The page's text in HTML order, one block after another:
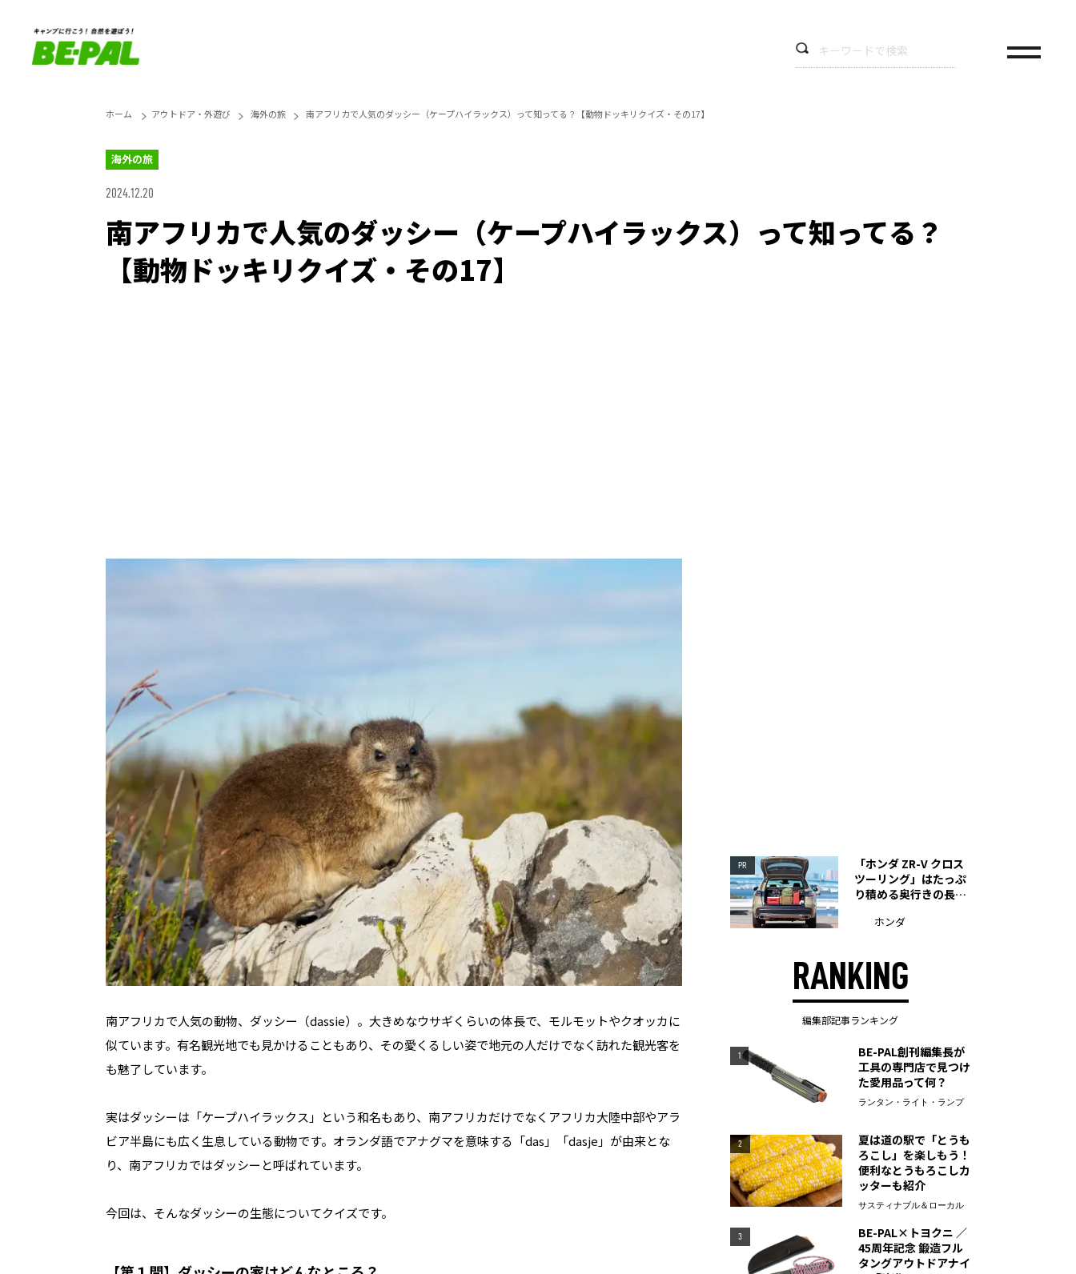
ホーム アウトドア・外遊び 海外の旅 南アフリカで人気のダッシー（ケープハイラックス）って知ってる？【動物ドッキリクイズ・その17】
海外の旅
2024.12.20
南アフリカで人気のダッシー（ケープハイラックス）って知ってる？
【動物ドッキリクイズ・その17】
南アフリカで人気の動物、ダッシー（dassie）。大きめなウサギくらいの体長で、モルモットやクオッカに
似ています。有名観光地でも見かけることもあり、その愛くるしい姿で地元の人だけでなく訪れた観光客を
も魅了しています。
実はダッシーは「ケープハイラックス」という和名もあり、南アフリカだけでなくアフリカ大陸中部やアラ
ビア半島にも広く生息している動物です。オランダ語でアナグマを意味する「das」「dasje」が由来とな
り、南アフリカではダッシーと呼ばれています。
今回は、そんなダッシーの生態についてクイズです。
PR
「ホンダ ZR-V クロス
ツーリング」はたっぷ
り積める奥行きの長い
ホンダ
RANKING
編集部記事ランキング
1
BE-PAL創刊編集長が
工具の専門店で見つけ
た愛用品って何？
ランタン・ライト・ランプ
2
夏は道の駅で「とうも
ろこし」を楽しもう！
便利なとうもろこしカ
ッターも紹介
サスティナブル＆ローカル
3
BE-PAL×トヨクニ ／
45周年記念 鍛造フル
タングアウトドアナイ